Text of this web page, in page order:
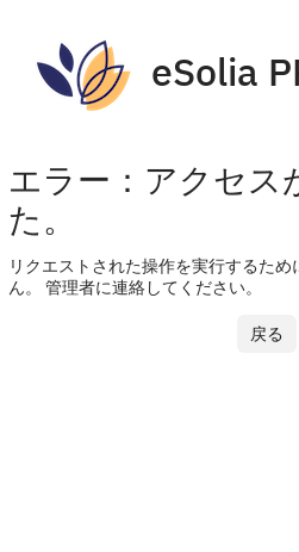
eSolia
エラー：アクセス
た。
リクエストされた操作を実行するた
ん。 管理者に連絡してください。
戻る